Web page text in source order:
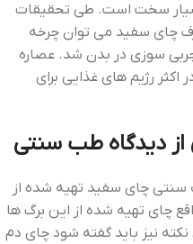
سخت است. طی تحقیقات
چای سفید می ‌توان چرخه
سوزی در بدن شد. عصاره
رژیم ‌های غذایی برای
دیدگاه طب سنتی
چای سفید تهیه شده از
چای تهیه شده از این برگ ‌ها
نیز باید گفته شود چای دم